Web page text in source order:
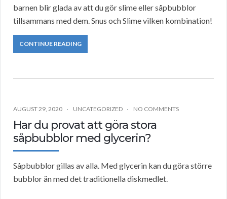
barnen blir glada av att du gör slime eller såpbubblor
tillsammans med dem. Snus och Slime vilken kombination!
CONTINUE READING
AUGUST 29, 2020 UNCATEGORIZED NO COMMENTS
Har du provat att göra stora
såpbubblor med glycerin?
Såpbubblor gillas av alla. Med glycerin kan du göra större
bubblor än med det traditionella diskmedlet.